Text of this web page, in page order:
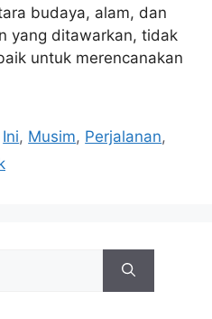
budaya, alam, dan
yang ditawarkan, tidak
untuk merencanakan
Ini, Musim, Perjalanan,